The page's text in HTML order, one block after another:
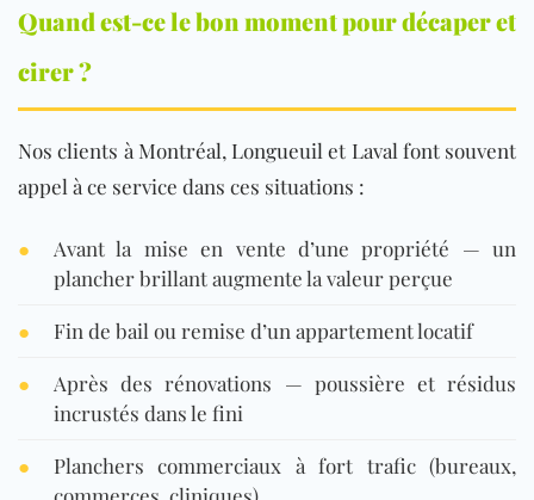
Quand est-ce le bon moment pour décaper et
cirer ?
Nos clients à Montréal, Longueuil et Laval font souvent
appel à ce service dans ces situations :
●
Avant la mise en vente d’une propriété — un
plancher brillant augmente la valeur perçue
●
Fin de bail ou remise d’un appartement locatif
●
Après des rénovations — poussière et résidus
incrustés dans le fini
●
Planchers commerciaux à fort trafic (bureaux,